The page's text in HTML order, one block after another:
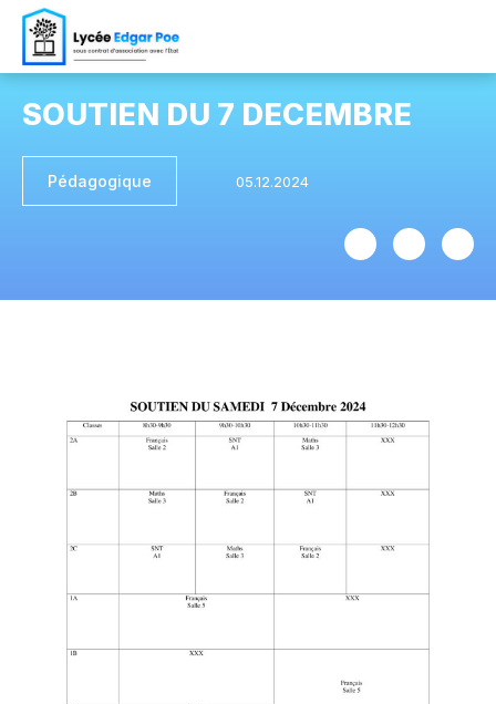
SOUTIEN DU 7 DECEMBRE
Pédagogique